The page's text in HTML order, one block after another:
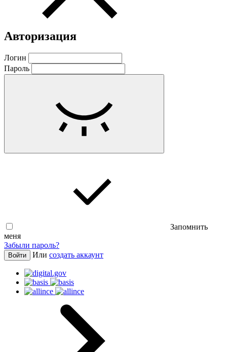
Авторизация
Логин
Пароль
Запомнить
меня
Забыли пароль?
Войти Или создать аккаунт